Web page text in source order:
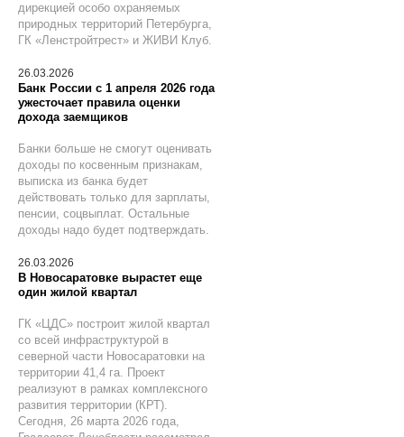
дирекцией особо охраняемых
природных территорий Петербурга,
ГК «Ленстройтрест» и ЖИВИ Клуб.
26.03.2026
Банк России с 1 апреля 2026 года
ужесточает правила оценки
дохода заемщиков
Банки больше не смогут оценивать
доходы по косвенным признакам,
выписка из банка будет
действовать только для зарплаты,
пенсии, соцвыплат. Остальные
доходы надо будет подтверждать.
26.03.2026
В Новосаратовке вырастет еще
один жилой квартал
ГК «ЦДС» построит жилой квартал
со всей инфраструктурой в
северной части Новосаратовки на
территории 41,4 га. Проект
реализуют в рамках комплексного
развития территории (КРТ).
Сегодня, 26 марта 2026 года,